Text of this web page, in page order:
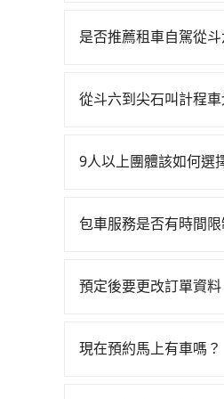
22:16，雲林-新竹一天
640元，再用5分鐘出
市的300倍。縱使幸運
tripool還是比較划算
是否推薦租車自駕從
天就要來回，那在雲
額外的汽車保險與可
像在開樂透一樣。另
行李時，就顯得非常不
從斗六到尖石叫計程車
六附近的計程車隊，
議事先做好規劃。再
你。
9人以上團體該如何選
客車最多座位數量就
上。通常人數沒有超
包車服務是否有時間限
預定後要更改訂單資
申請，就無需再支付任
現在預約馬上有車嗎？